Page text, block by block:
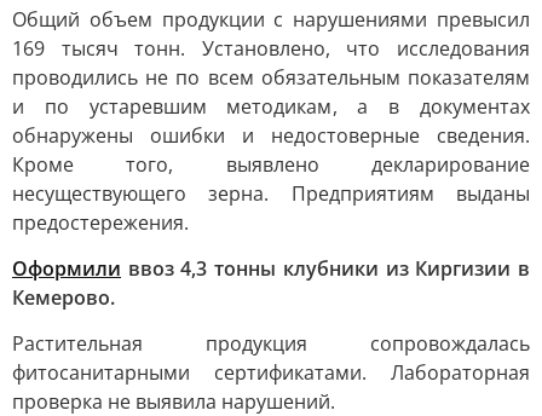
Общий объем продукции с нарушениями превысил
169 тысяч тонн. Установлено, что исследования
проводились не по всем обязательным показателям
и по устаревшим методикам, а в документах
обнаружены ошибки и недостоверные сведения.
Кроме того, выявлено декларирование
несуществующего зерна. Предприятиям выданы
предостережения.
Оформили ввоз 4,3 тонны клубники из Киргизии в
Кемерово.
Растительная продукция сопровождалась
фитосанитарными сертификатами. Лабораторная
проверка не выявила нарушений.